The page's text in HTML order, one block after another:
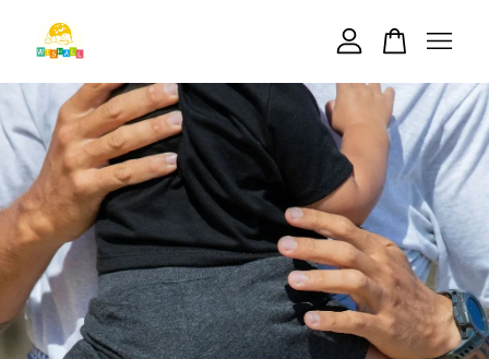
您的購物車目前還是空的。
繼續購物